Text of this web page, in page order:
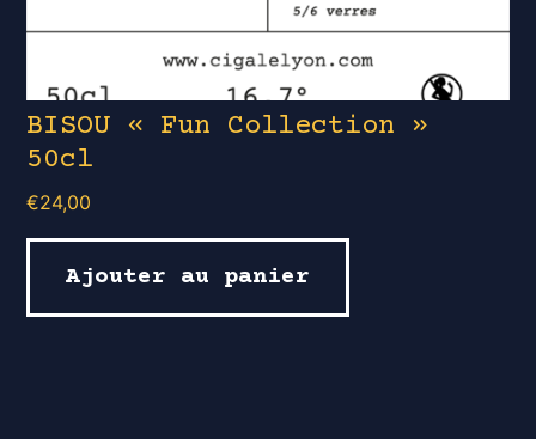
BISOU « Fun Collection »
50cl
€24,00
Ajouter au panier